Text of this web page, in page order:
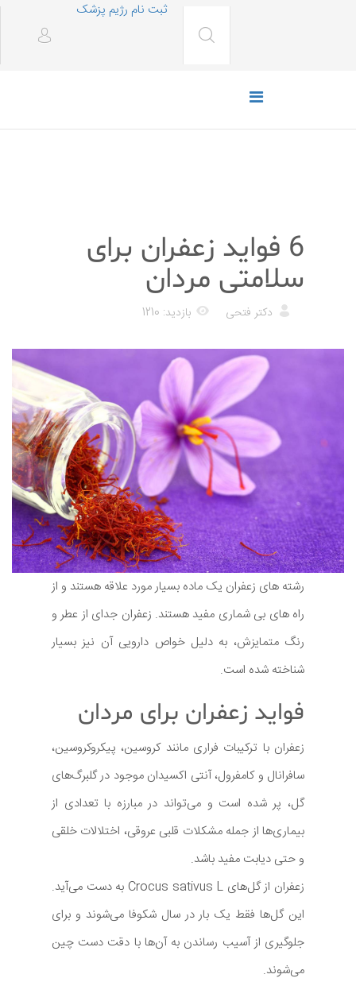
ثبت نام رژیم پزشک
6 فواید زعفران برای
سلامتی مردان
دکتر فتحی بازدید: 1210
رشته های زعفران یک ماده بسیار مورد علاقه هستند و از
راه های بی شماری مفید هستند. زعفران جدای از عطر و
رنگ متمایزش، به دلیل خواص دارویی آن نیز بسیار
شناخته شده است.
فواید زعفران برای مردان
زعفران با ترکیبات فراری مانند کروسین، پیکروکروسین،
سافرانال و کامفرول، آنتی اکسیدان موجود در گلبرگ‌های
گل، پر شده است و می‌تواند در مبارزه با تعدادی از
بیماری‌ها از جمله مشکلات قلبی عروقی، اختلالات خلقی
و حتی دیابت مفید باشد.
زعفران از گل‌های Crocus sativus L به دست می‌آید.
این گل‌ها فقط یک بار در سال شکوفا می‌شوند و برای
جلوگیری از آسیب رساندن به آن‌ها با دقت دست چین
می‌شوند.